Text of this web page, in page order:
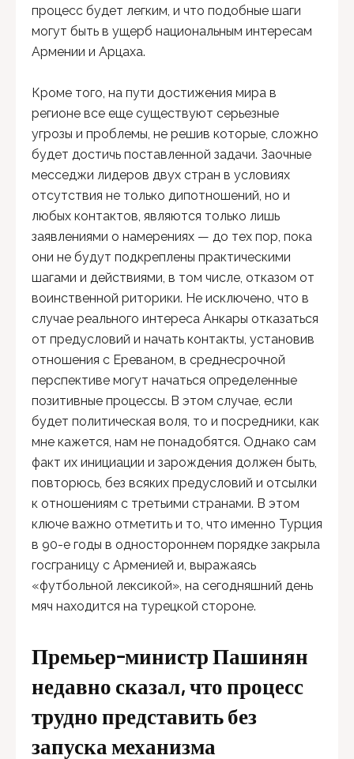
процесс будет легким, и что подобные шаги
могут быть в ущерб национальным интересам
Армении и Арцаха.
Кроме того, на пути достижения мира в
регионе все еще существуют серьезные
угрозы и проблемы, не решив которые, сложно
будет достичь поставленной задачи. Заочные
месседжи лидеров двух стран в условиях
отсутствия не только дипотношений, но и
любых контактов, являются только лишь
заявлениями о намерениях — до тех пор, пока
они не будут подкреплены практическими
шагами и действиями, в том числе, отказом от
воинственной риторики. Не исключено, что в
случае реального интереса Анкары отказаться
от предусловий и начать контакты, установив
отношения с Ереваном, в среднесрочной
перспективе могут начаться определенные
позитивные процессы. В этом случае, если
будет политическая воля, то и посредники, как
мне кажется, нам не понадобятся. Однако сам
факт их инициации и зарождения должен быть,
повторюсь, без всяких предусловий и отсылки
к отношениям с третьими странами. В этом
ключе важно отметить и то, что именно Турция
в 90-е годы в одностороннем порядке закрыла
госграницу с Арменией и, выражаясь
«футбольной лексикой», на сегодняшний день
мяч находится на турецкой стороне.
Премьер-министр Пашинян
недавно сказал, что процесс
трудно представить без
запуска механизма